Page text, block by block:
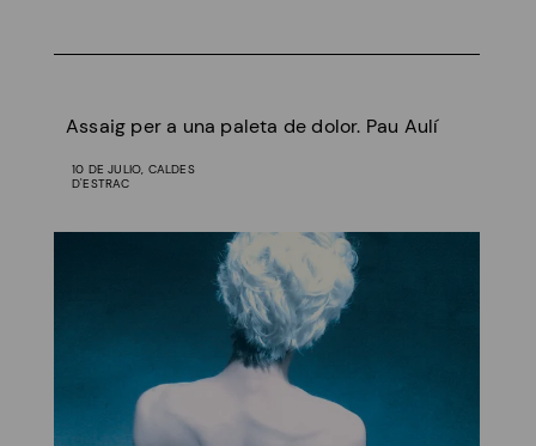
Assaig per a una paleta de dolor. Pau Aulí
10 DE JULIO, CALDES
D'ESTRAC